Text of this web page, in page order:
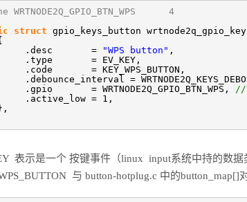
WRTNODE2Q_GPIO_BTN_WPS 4
struct gpio_keys_button
.desc =
"WPS button" ,
.type = EV_KEY,
.code = KEY_WPS_BUTTON,
.debounce_interval =
.gpio = WRTNODE2Q_GPIO_BTN_WPS, //
.active_low = 1,
表示是一个 按键事件（linux input系统中持的数据
与 button-hotplug.c 中的button_map[]